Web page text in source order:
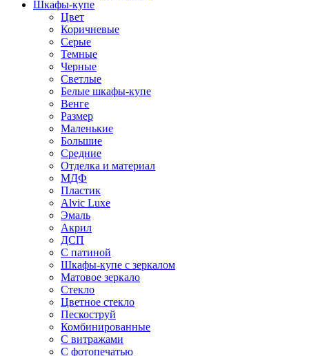
Шкафы-купе
Цвет
Коричневые
Серые
Темные
Черные
Светлые
Белые шкафы-купе
Венге
Размер
Маленькие
Большие
Средние
Отделка и материал
МДФ
Пластик
Alvic Luxe
Эмаль
Акрил
ДСП
С патиной
Шкафы-купе с зеркалом
Матовое зеркало
Стекло
Цветное стекло
Пескоструй
Комбинированные
С витражами
С фотопечатью